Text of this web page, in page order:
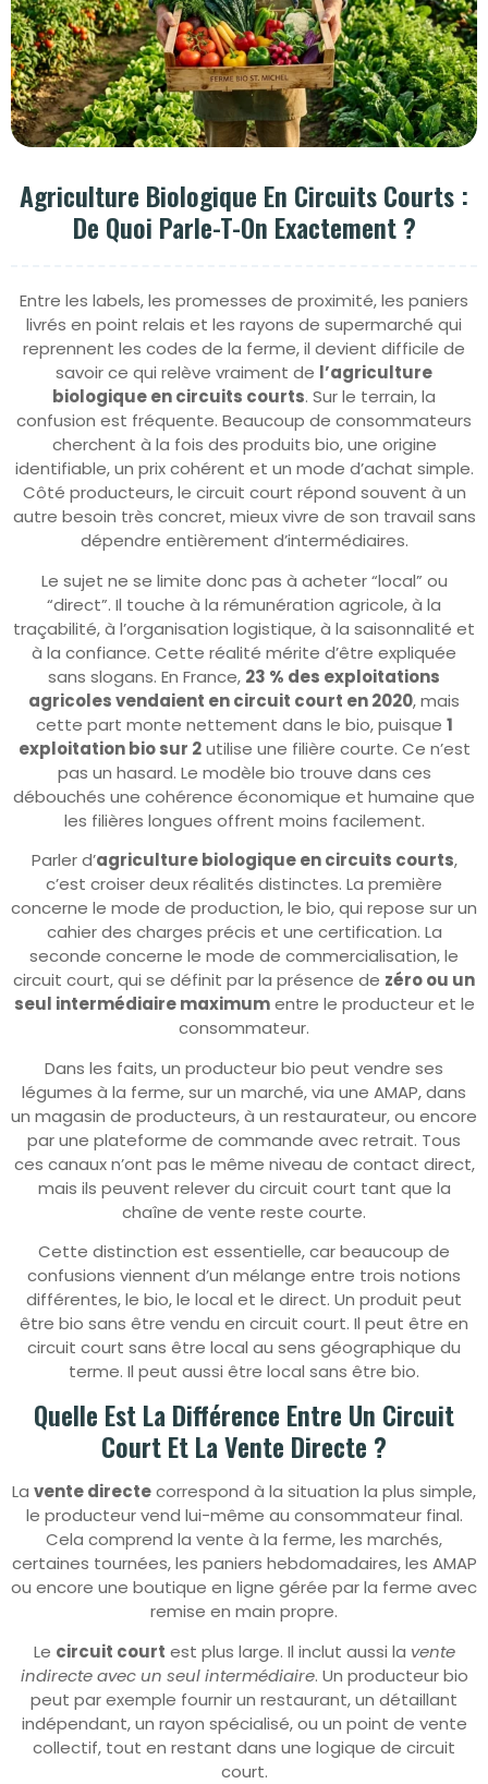
Agriculture Biologique En Circuits Courts :
De Quoi Parle-T-On Exactement ?
Entre les labels, les promesses de proximité, les paniers
livrés en point relais et les rayons de supermarché qui
reprennent les codes de la ferme, il devient difficile de
savoir ce qui relève vraiment de l’agriculture
biologique en circuits courts. Sur le terrain, la
confusion est fréquente. Beaucoup de consommateurs
cherchent à la fois des produits bio, une origine
identifiable, un prix cohérent et un mode d’achat simple.
Côté producteurs, le circuit court répond souvent à un
autre besoin très concret, mieux vivre de son travail sans
dépendre entièrement d’intermédiaires.
Le sujet ne se limite donc pas à acheter “local” ou
“direct”. Il touche à la rémunération agricole, à la
traçabilité, à l’organisation logistique, à la saisonnalité et
à la confiance. Cette réalité mérite d’être expliquée
sans slogans. En France, 23 % des exploitations
agricoles vendaient en circuit court en 2020, mais
cette part monte nettement dans le bio, puisque 1
exploitation bio sur 2utilise une filière courte. Ce n’est
pas un hasard. Le modèle bio trouve dans ces
débouchés une cohérence économique et humaine que
les filières longues offrent moins facilement.
Parler d’agriculture biologique en circuits courts,
c’est croiser deux réalités distinctes. La première
concerne le mode de production, le bio, qui repose sur un
cahier des charges précis et une certification. La
seconde concerne le mode de commercialisation, le
circuit court, qui se définit par la présence de zéro ou un
seul intermédiaire maximumentre le producteur et le
consommateur.
Dans les faits, un producteur bio peut vendre ses
légumes à la ferme, sur un marché, via une AMAP, dans
un magasin de producteurs, à un restaurateur, ou encore
par une plateforme de commande avec retrait. Tous
ces canaux n’ont pas le même niveau de contact direct,
mais ils peuvent relever du circuit court tant que la
chaîne de vente reste courte.
Cette distinction est essentielle, car beaucoup de
confusions viennent d’un mélange entre trois notions
différentes, le bio, le local et le direct. Un produit peut
être bio sans être vendu en circuit court. Il peut être en
circuit court sans être local au sens géographique du
terme. Il peut aussi être local sans être bio.
Quelle Est La Différence Entre Un Circuit
Court Et La Vente Directe ?
La vente directecorrespond à la situation la plus simple,
le producteur vend lui-même au consommateur final.
Cela comprend la vente à la ferme, les marchés,
certaines tournées, les paniers hebdomadaires, les AMAP
ou encore une boutique en ligne gérée par la ferme avec
remise en main propre.
Le circuit court est plus large. Il inclut aussi la vente
indirecte avec un seul intermédiaire. Un producteur bio
peut par exemple fournir un restaurant, un détaillant
indépendant, un rayon spécialisé, ou un point de vente
collectif, tout en restant dans une logique de circuit
court.